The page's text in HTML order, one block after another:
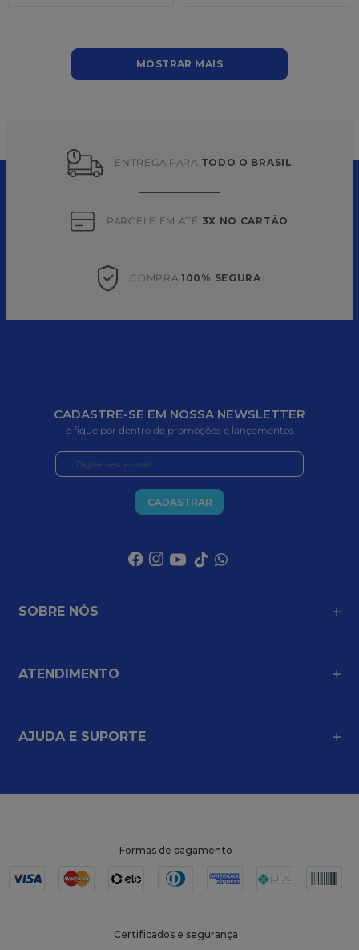
MOSTRAR MAIS
ENTREGA PARA TODO O BRASIL
PARCELE EM ATÉ 3X NO CARTÃO
COMPRA 100% SEGURA
CADASTRE-SE EM NOSSA NEWSLETTER
e fique por dentro de promoções e lançamentos
CADASTRAR
SOBRE NÓS
ATENDIMENTO
AJUDA E SUPORTE
Formas de pagamento
Certificados e segurança